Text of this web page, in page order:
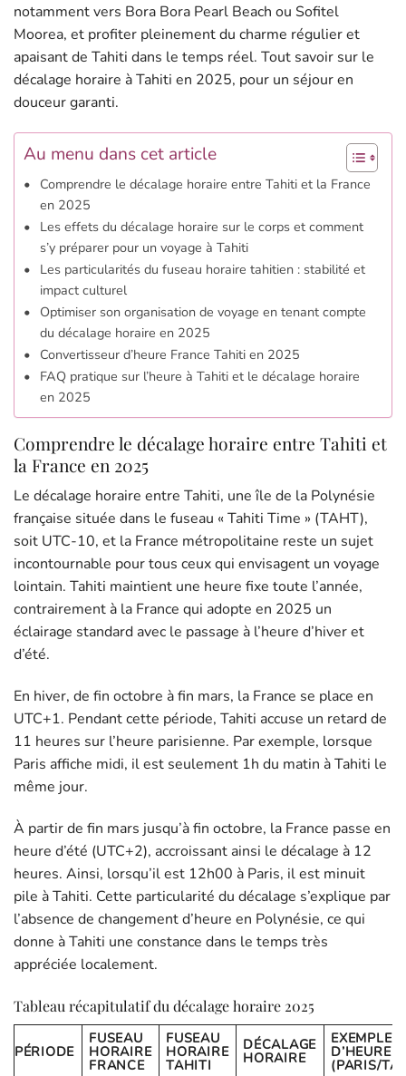
notamment vers Bora Bora Pearl Beach ou Sofitel
Moorea, et profiter pleinement du charme régulier et
apaisant de Tahiti dans le temps réel. Tout savoir sur le
décalage horaire à Tahiti en 2025, pour un séjour en
douceur garanti.
Au menu dans cet article
Comprendre le décalage horaire entre Tahiti et la France
en 2025
Les effets du décalage horaire sur le corps et comment
s’y préparer pour un voyage à Tahiti
Les particularités du fuseau horaire tahitien : stabilité et
impact culturel
Optimiser son organisation de voyage en tenant compte
du décalage horaire en 2025
Convertisseur d’heure France Tahiti en 2025
FAQ pratique sur l’heure à Tahiti et le décalage horaire
en 2025
Comprendre le décalage horaire entre Tahiti et
la France en 2025
Le décalage horaire entre Tahiti, une île de la Polynésie
française située dans le fuseau « Tahiti Time » (TAHT),
soit UTC-10, et la France métropolitaine reste un sujet
incontournable pour tous ceux qui envisagent un voyage
lointain. Tahiti maintient une heure fixe toute l’année,
contrairement à la France qui adopte en 2025 un
éclairage standard avec le passage à l’heure d’hiver et
d’été.
En hiver, de fin octobre à fin mars, la France se place en
UTC+1. Pendant cette période, Tahiti accuse un retard de
11 heures sur l’heure parisienne. Par exemple, lorsque
Paris affiche midi, il est seulement 1h du matin à Tahiti le
même jour.
À partir de fin mars jusqu’à fin octobre, la France passe en
heure d’été (UTC+2), accroissant ainsi le décalage à 12
heures. Ainsi, lorsqu’il est 12h00 à Paris, il est minuit
pile à Tahiti. Cette particularité du décalage s’explique par
l’absence de changement d’heure en Polynésie, ce qui
donne à Tahiti une constance dans le temps très
appréciée localement.
Tableau récapitulatif du décalage horaire 2025
PÉRIODE
FUSEAU
HORAIRE
FRANCE
FUSEAU
HORAIRE
TAHITI
DÉCALAGE
HORAIRE
EXEMPLE
D’HEURE
(PARIS/